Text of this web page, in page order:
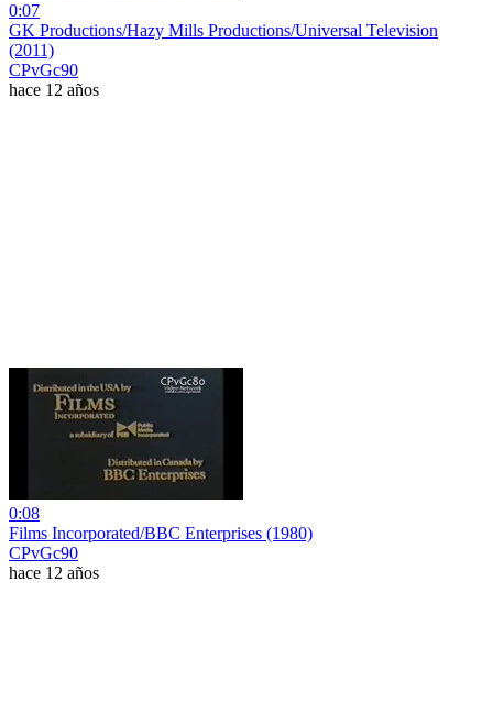
0:07
GK Productions/Hazy Mills Productions/Universal Television
(2011)
CPvGc90
hace 12 años
0:08
Films Incorporated/BBC Enterprises (1980)
CPvGc90
hace 12 años